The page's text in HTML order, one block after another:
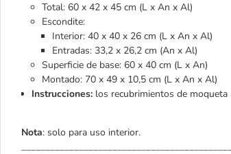
Total: 60 x 42 x 45 cm (L x An x Al)
Escondite:
Interior: 40 x 40 x 26 cm (L x An x Al)
Entradas: 33,2 x 26,2 cm (An x Al)
Superficie de base: 60 x 40 cm (L x An)
Montado: 70 x 49 x 10,5 cm (L x An x Al)
Instrucciones: los recubrimientos de
Nota: solo para uso interior.